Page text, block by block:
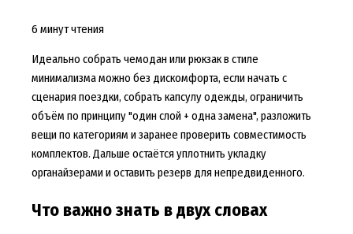
6 минут чтения
Идеально собрать чемодан или рюкзак в стиле
минимализма можно без дискомфорта, если начать с
сценария поездки, собрать капсулу одежды, ограничить
объём по принципу "один слой + одна замена", разложить
вещи по категориям и заранее проверить совместимость
комплектов. Дальше остаётся уплотнить укладку
органайзерами и оставить резерв для непредвиденного.
Что важно знать в двух словах